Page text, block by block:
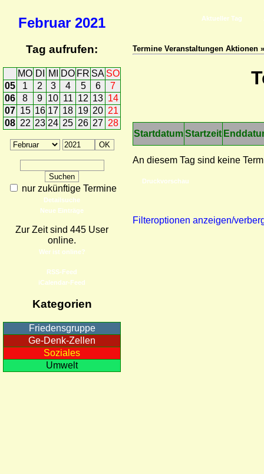
Februar 2021
Tag aufrufen:
MO DI MI DO FR SA SO
05
1 2 3 4 5 6
7
06
8 9 10 11 12 13 14
07 15 16 17 18 19 20 21
08 22 23 24 25 26 27 28
nur zukünftige Termine
Detailsuche
Neue Einträge
Zur Zeit sind 445 User
online.
Wer ist online?
RSS-Feed
iCalendar-Feed
Kategorien
Friedensgruppe
Ge-Denk-Zellen
Soziales
Umwelt
Aktueller Tag
Termine Veranstaltungen Aktionen
StartdatumStartzeit
An diesem Tag sind keine
Druckvorschau
Filteroptionen anzeigen/